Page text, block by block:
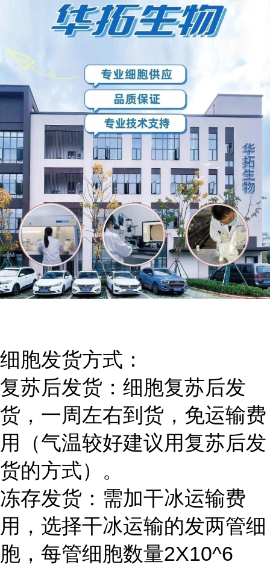
细胞发货方式：
复苏后发货：细胞复苏后发
货，一周左右到货，免运输费
用（气温较好建议用复苏后发
货的方式）。
冻存发货：需加干冰运输费
用，选择干冰运输的发两管细
胞，每管细胞数量2X10^6